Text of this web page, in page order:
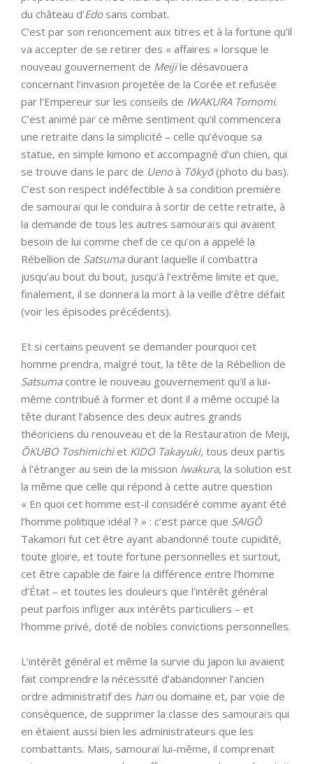
du château d’Edosans combat.
C’est par son renoncement aux titres et à la fortune qu’il
va accepter de se retirer des « affaires » lorsque le
nouveau gouvernement de Meijile désavouera
concernant l’invasion projetée de la Corée et refusée
par l’Empereur sur les conseils de IWAKURA Tomomi.
C’est animé par ce même sentiment qu’il commencera
une retraite dans la simplicité – celle qu’évoque sa
statue, en simple kimono et accompagné d’un chien, qui
se trouve dans le parc de Uenoà Tōkyō(photo du bas).
C’est son respect indéfectible à sa condition première
de samouraï qui le conduira à sortir de cette retraite, à
la demande de tous les autres samouraïs qui avaient
besoin de lui comme chef de ce qu’on a appelé la
Rébellion de Satsumadurant laquelle il combattra
jusqu’au bout du bout, jusqu’à l’extrême limite et que,
finalement, il se donnera la mort à la veille d’être défait
(voir les épisodes précédents).
Et si certains peuvent se demander pourquoi cet
homme prendra, malgré tout, la tête de la Rébellion de
Satsumacontre le nouveau gouvernement qu’il a lui-
même contribué à former et dont il a même occupé la
tête durant l’absence des deux autres grands
théoriciens du renouveau et de la Restauration de Meiji,
ŌKUBO Toshimichiet KIDO Takayuki, tous deux partis
à l’étranger au sein de la mission Iwakura, la solution est
la même que celle qui répond à cette autre question
« En quoi cet homme est-il considéré comme ayant été
l’homme politique idéal ? » : c’est parce que SAIGŌ
Takamori fut cet être ayant abandonné toute cupidité,
toute gloire, et toute fortune personnelles et surtout,
cet être capable de faire la différence entre l’homme
d’État – et toutes les douleurs que l’intérêt général
peut parfois infliger aux intérêts particuliers – et
l’homme privé, doté de nobles convictions personnelles.
L’intérêt général et même la survie du Japon lui avaient
fait comprendre la nécessité d’abandonner l’ancien
ordre administratif des hanou domaine et, par voie de
conséquence, de supprimer la classe des samouraïs qui
en étaient aussi bien les administrateurs que les
combattants. Mais, samouraï lui-même, il comprenait